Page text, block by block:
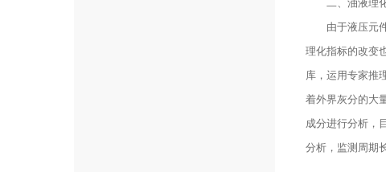
二、油液理化
由于液压元件
理化指标的改变
库，运用专家推
着外界灰分的大
成分进行分析，
分析，监测周期